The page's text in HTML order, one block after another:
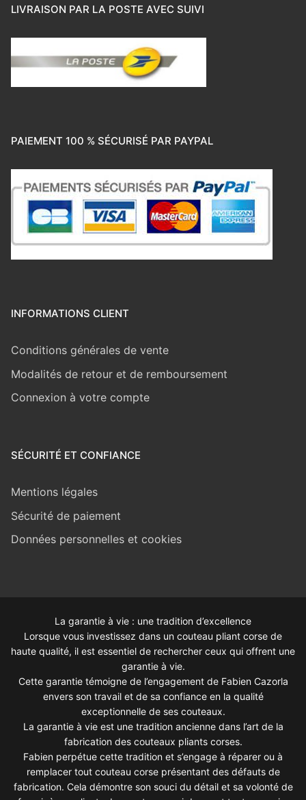
LIVRAISON PAR LA POSTE AVEC SUIVI
PAIEMENT 100 % SÉCURISÉ PAR PAYPAL
INFORMATIONS CLIENT
Conditions générales de vente
Modalités de retour et de remboursement
Connexion à votre compte
SÉCURITÉ ET CONFIANCE
Mentions légales
Sécurité de paiement
Données personnelles et cookies
La garantie à vie : une tradition d’excellence
Lorsque vous investissez dans un couteau pliant corse de
haute qualité, il est essentiel de rechercher ceux qui offrent une
garantie à vie.
Cette garantie témoigne de l’engagement de Fabien Cazorla
envers son travail et de sa confiance en la qualité
exceptionnelle de ses couteaux.
La garantie à vie est une tradition ancienne dans l’art de la
fabrication des couteaux pliants corses.
Fabien perpétue cette tradition et s’engage à réparer ou à
remplacer tout couteau corse présentant des défauts de
fabrication. Cela démontre son souci du détail et sa volonté de